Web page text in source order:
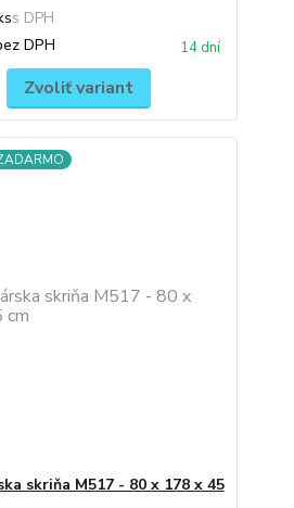
DPH 14 dní
Zvoliť variant
skriňa M517 - 80 x 178 x 45